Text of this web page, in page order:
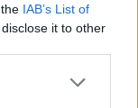
IAB’s List of
it to other